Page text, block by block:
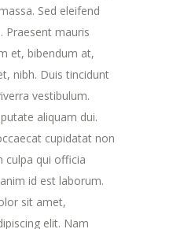
Sed eleifend
Praesent mauris
et, bibendum at,
nibh. Duis tincidunt
vestibulum.
aliquam dui.
cupidatat non
culpa qui officia
id est laborum.
sit amet,
elit. Nam